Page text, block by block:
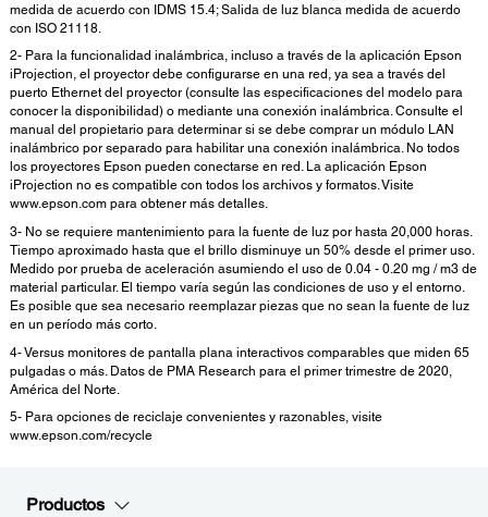
medida de acuerdo con IDMS 15.4; Salida de luz blanca medida de acuerdo
con ISO 21118.
2- Para la funcionalidad inalámbrica, incluso a través de la aplicación Epson
iProjection, el proyector debe configurarse en una red, ya sea a través del
puerto Ethernet del proyector (consulte las especificaciones del modelo para
conocer la disponibilidad) o mediante una conexión inalámbrica. Consulte el
manual del propietario para determinar si se debe comprar un módulo LAN
inalámbrico por separado para habilitar una conexión inalámbrica. No todos
los proyectores Epson pueden conectarse en red. La aplicación Epson
iProjection no es compatible con todos los archivos y formatos. Visite
www.epson.com para obtener más detalles.
3- No se requiere mantenimiento para la fuente de luz por hasta 20,000 horas.
Tiempo aproximado hasta que el brillo disminuye un 50% desde el primer uso.
Medido por prueba de aceleración asumiendo el uso de 0.04 - 0.20 mg / m3 de
material particular. El tiempo varía según las condiciones de uso y el entorno.
Es posible que sea necesario reemplazar piezas que no sean la fuente de luz
en un período más corto.
4- Versus monitores de pantalla plana interactivos comparables que miden 65
pulgadas o más. Datos de PMA Research para el primer trimestre de 2020,
América del Norte.
5- Para opciones de reciclaje convenientes y razonables, visite
www.epson.com/recycle
Productos